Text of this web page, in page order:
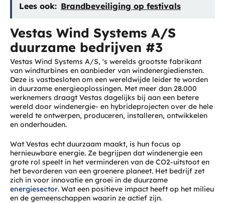
Lees ook: Brandbeveiliging op festivals
Vestas Wind Systems A/S
duurzame bedrijven #3
Vestas Wind Systems A/S, 's werelds grootste fabrikant
van windturbines en aanbieder van windenergiediensten.
Deze is vastbesloten om een wereldwijde leider te worden
in duurzame energieoplossingen. Met meer dan 28.000
werknemers draagt Vestas dagelijks bij aan een betere
wereld door windenergie- en hybrideprojecten over de hele
wereld te ontwerpen, produceren, installeren, ontwikkelen
en onderhouden.
Wat Vestas echt duurzaam maakt, is hun focus op
hernieuwbare energie. Ze begrijpen dat windenergie een
grote rol speelt in het verminderen van de CO2-uitstoot en
het bevorderen van een groenere planeet. Het bedrijf zet
zich in voor innovatie en groei in de duurzame
energiesector. Wat een positieve impact heeft op het milieu
en de gemeenschappen waarin ze actief zijn.